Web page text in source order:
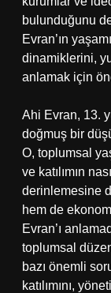
bulunduğunu
Evran’ın
dinamiklerini,
anlamak için
Ahi Evran, 13.
doğmuş bir
O, toplumsal
ve katılımın
derinlemesine
hem de
Evran’ı
toplumsal
bazı önemli
katılımını,